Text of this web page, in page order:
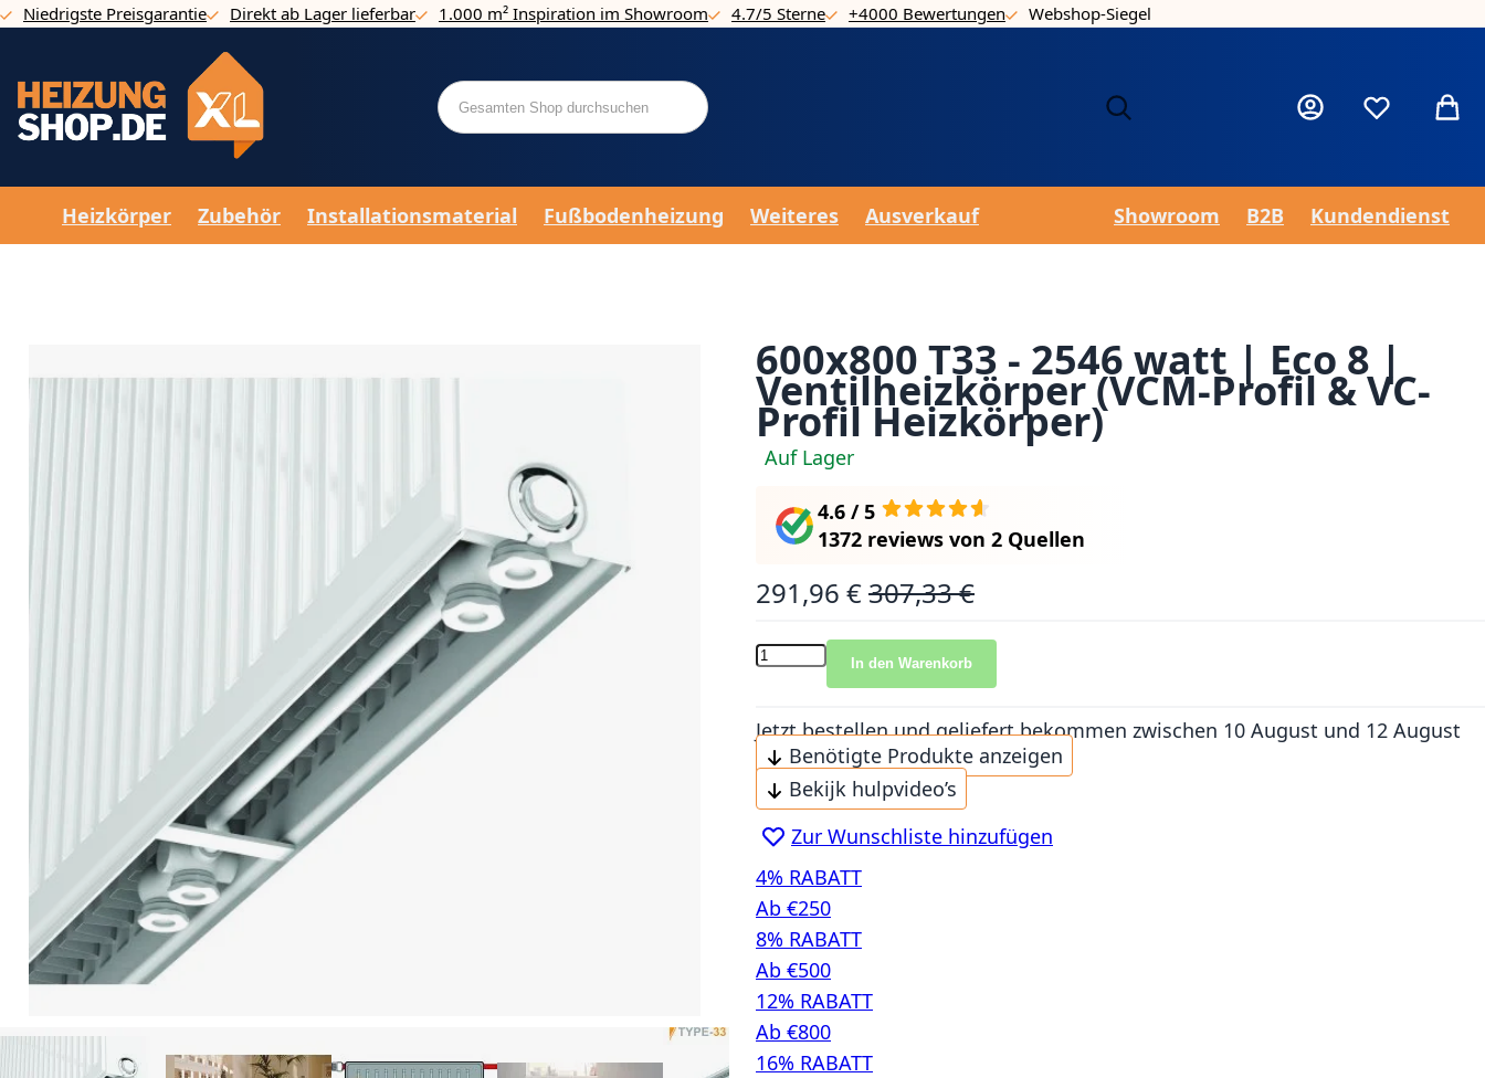
Direkt zum Inhalt
Niedrigste Preisgarantie Direkt ab Lager lieferbar 1.000 m² Inspiration im Showroom 4.7/5 Sterne +4000 Bewertungen Webshop-Siegel
Mein KontoWunschzettel
Mein
Heizkörper Zubehör Installationsmaterial Fußbodenheizung Weiteres Ausverkauf Showroom B2B Kundendienst
600x800 T33 - 2546 watt | Eco 8 |
Ventilheizkörper (VCM-Profil & VC-
Profil Heizkörper)
Auf Lager
4.6 / 5
1372 reviews von 2 Quellen
Sonderangebot
291,96 € Normalpreis
307,33 €
In den Warenkorb
Jetzt bestellen und geliefert bekommen zwischen 10 August und 12 August
Benötigte Produkte anzeigen
Bekijk hulpvideo’s
Zur Wunschliste hinzufügen
4% RABATT
Ab €250
8% RABATT
Ab €500
12% RABATT
Ab €800
16% RABATT